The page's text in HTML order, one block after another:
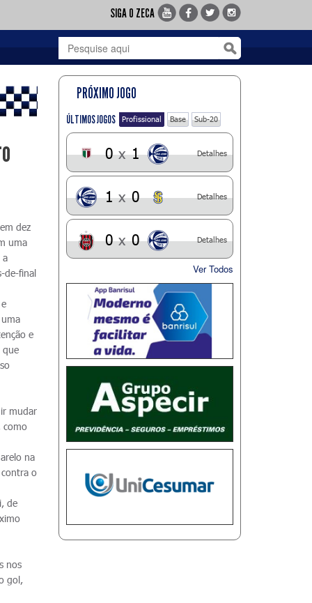
SIGA O ZECA
dez
uma
a
de-final
e
que
mudar
como
na
o
de
nos
gol,
PRÓXIMO JOGO
ÚLTIMOS JOGOS Profissional Base Sub-20
0 x 1 Detalhes
1 x 0 Detalhes
0 x 0 Detalhes
Ver Todos